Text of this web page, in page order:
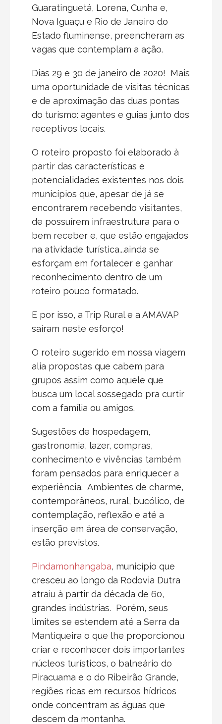
Guaratinguetá, Lorena, Cunha e,
Nova Iguaçu e Rio de Janeiro do
Estado fluminense, preencheram as
vagas que contemplam a ação.
Dias 29 e 30 de janeiro de 2020! Mais
uma oportunidade de visitas técnicas
e de aproximação das duas pontas
do turismo: agentes e guias junto dos
receptivos locais.
O roteiro proposto foi elaborado à
partir das características e
potencialidades existentes nos dois
municípios que, apesar de já se
encontrarem recebendo visitantes,
de possuírem infraestrutura para o
bem receber e, que estão engajados
na atividade turística...ainda se
esforçam em fortalecer e ganhar
reconhecimento dentro de um
roteiro pouco formatado.
E por isso, a Trip Rural e a AMAVAP
saíram neste esforço!
O roteiro sugerido em nossa viagem
alia propostas que cabem para
grupos assim como aquele que
busca um local sossegado pra curtir
com a família ou amigos.
Sugestões de hospedagem,
gastronomia, lazer, compras,
conhecimento e vivências também
foram pensados para enriquecer a
experiência. Ambientes de charme,
contemporâneos, rural, bucólico, de
contemplação, reflexão e até a
inserção em área de conservação,
estão previstos.
Pindamonhangaba, município que
cresceu ao longo da Rodovia Dutra
atraiu à partir da década de 60,
grandes indústrias. Porém, seus
limites se estendem até a Serra da
Mantiqueira o que lhe proporcionou
criar e reconhecer dois importantes
núcleos turísticos, o balneário do
Piracuama e o do Ribeirão Grande,
regiões ricas em recursos hídricos
onde concentram as águas que
descem da montanha.